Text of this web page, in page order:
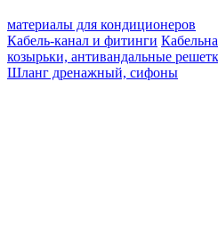
материалы для кондиционеров
Кабель-канал и фитинги
козырьки, антивандальные
Шланг дренажный, сифоны